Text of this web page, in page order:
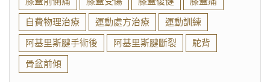
自費物理治療
運動處方治療
運動訓練
阿基里斯腱手術後
阿基里斯腱斷裂
駝背
骨盆前傾